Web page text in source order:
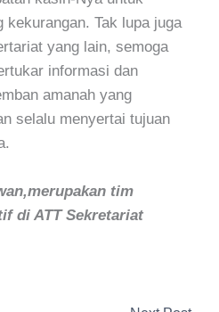
kekurangan. Tak lupa juga
yang lain, semoga
informasi dan
amanah yang
selalu menyertai tujuan
tim
di ATT Sekretariat